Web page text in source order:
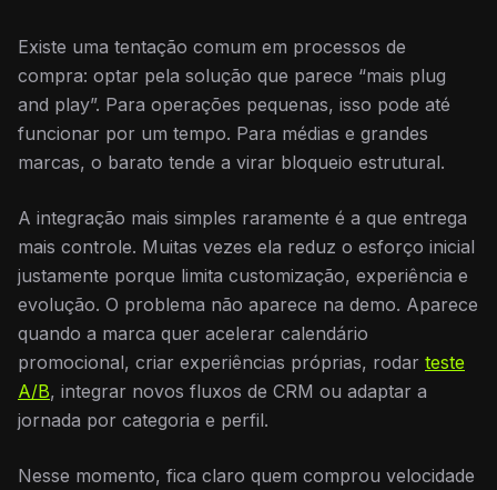
Existe uma tentação comum em processos de
compra: optar pela solução que parece “mais plug
and play”. Para operações pequenas, isso pode até
funcionar por um tempo. Para médias e grandes
marcas, o barato tende a virar bloqueio estrutural.
A integração mais simples raramente é a que entrega
mais controle. Muitas vezes ela reduz o esforço inicial
justamente porque limita customização, experiência e
evolução. O problema não aparece na demo. Aparece
quando a marca quer acelerar calendário
promocional, criar experiências próprias, rodar teste
A/B, integrar novos fluxos de CRM ou adaptar a
jornada por categoria e perfil.
Nesse momento, fica claro quem comprou velocidade